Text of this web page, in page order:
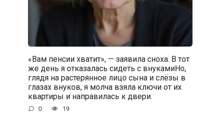
«Вам пенсии хватит», — заявила сноха. В тот
же день я отказалась сидеть с внукамиНо,
глядя на растерянное лицо сына и слёзы в
глазах внуков, я молча взяла ключи от их
квартиры и направилась к двери.
0 19